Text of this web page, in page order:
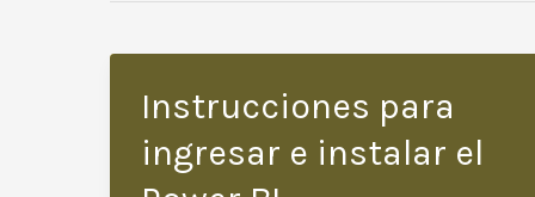
Instrucciones para
ingresar e instalar el